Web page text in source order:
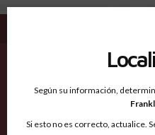
Morgan IL -
Condados
Según su información,
Si esto no es correcto, actualice.